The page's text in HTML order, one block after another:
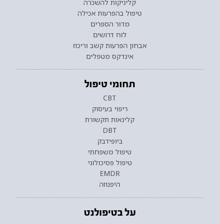
קליניקות להשכרה
טיפול בהפרעות אכילה
מדור הספרים
לוח דרושים
אבחון הפרעות קשב וריכוז
אינדקס מטפלים
תחומי טיפול
CBT
ריפוי בעיסוק
קלינאות תקשורת
DBT
ביופידבק
טיפול משפחתי
טיפול פסיכולוגי
EMDR
היפנוזה
על בטיפולנט